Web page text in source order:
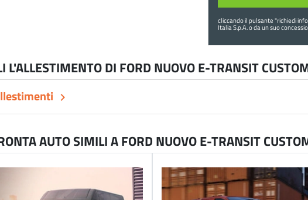
cliccando il pulsante "richiedi
Italia S.p.A. o da un suo
L'ALLESTIMENTO DI FORD NUOVO E-TRANSIT
keyboard_arrow_right
AUTO SIMILI A FORD NUOVO E-TRANSIT